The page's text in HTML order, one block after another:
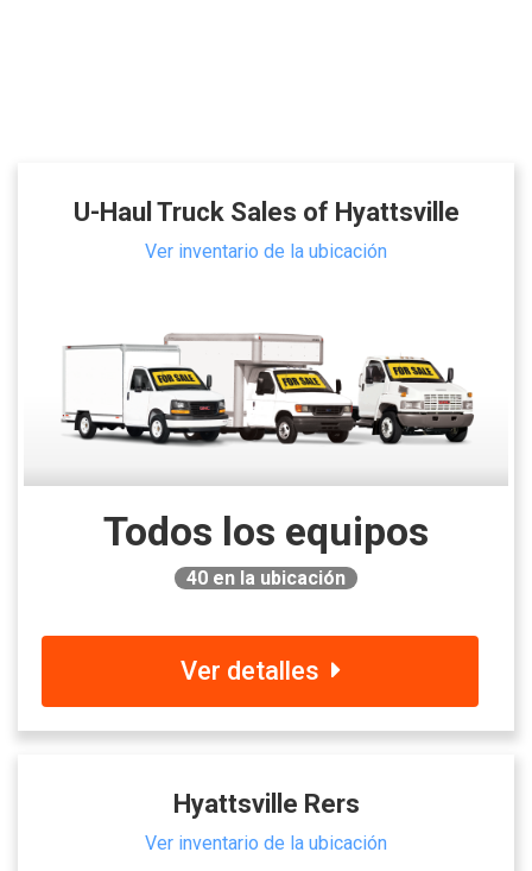
U-Haul Truck Sales of Hyattsville
Ver inventario de la ubicación
Todos los equipos
40 en la ubicación
Ver detalles
Hyattsville Rers
Ver inventario de la ubicación